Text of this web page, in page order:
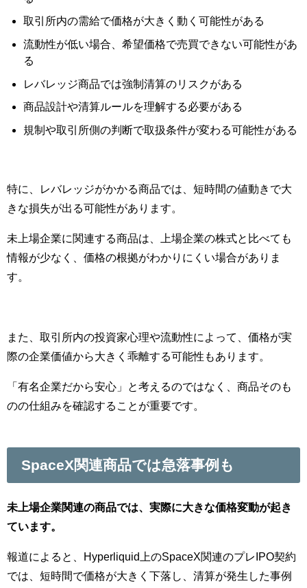
取引所内の需給で価格が大きく動く可能性がある
流動性が低い場合、希望価格で売買できない可能性があ
る
レバレッジ商品では強制清算のリスクがある
商品設計や清算ルールを理解する必要がある
規制や取引所側の判断で取扱条件が変わる可能性がある
特に、レバレッジがかかる商品では、短時間の値動きで大
きな損失が出る可能性があります。
未上場企業に関連する商品は、上場企業の株式と比べても
情報が少なく、価格の根拠がわかりにくい場合がありま
す。
また、取引所内の投資家心理や流動性によって、価格が実
際の企業価値から大きく乖離する可能性もあります。
「有名企業だから安心」と考えるのではなく、商品そのも
のの仕組みを確認することが重要です。
SpaceX関連商品では急落事例も
未上場企業関連の商品では、実際に大きな価格変動が起き
ています。
報道によると、Hyperliquid上のSpaceX関連のプレIPO契約
では、短時間で価格が大きく下落し、清算が発生した事例